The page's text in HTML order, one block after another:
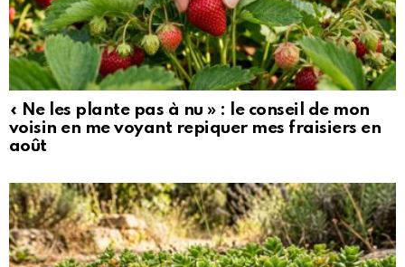
« Ne les plante pas à nu » : le conseil de mon
voisin en me voyant repiquer mes fraisiers en
août